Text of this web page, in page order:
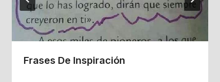
Frases De Inspiración